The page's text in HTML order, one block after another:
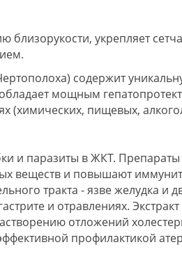
близорукости, укрепляет
содержит
мощным
(химических, пищевых,
и паразиты в ЖКТ.
веществ и повышают
тракта - язве желудка и
и отравлениях.
отложений
профилактикой